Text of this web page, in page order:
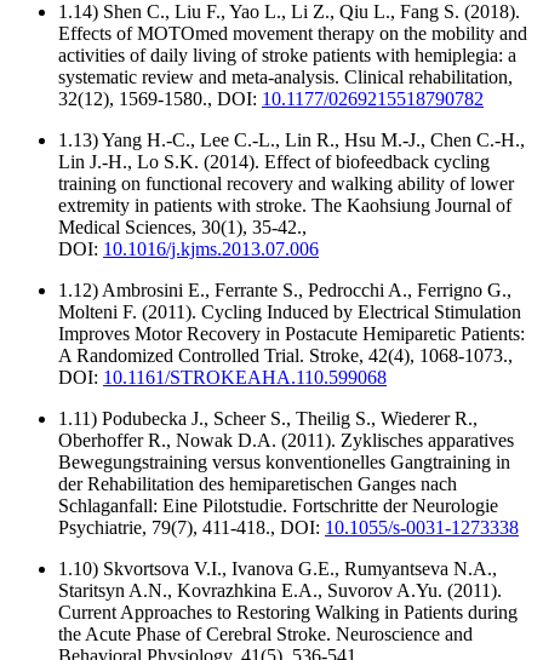
1.14) Shen C., Liu F., Yao L., Li Z., Qiu L., Fang S. (2018).
Effects of MOTOmed movement therapy on the mobility and
activities of daily living of stroke patients with hemiplegia: a
systematic review and meta-analysis. Clinical rehabilitation,
32(12), 1569-1580., DOI: 10.1177/0269215518790782
1.13) Yang H.-C., Lee C.-L., Lin R., Hsu M.-J., Chen C.-H.,
Lin J.-H., Lo S.K. (2014). Effect of biofeedback cycling
training on functional recovery and walking ability of lower
extremity in patients with stroke. The Kaohsiung Journal of
Medical Sciences, 30(1), 35-42.,
DOI: 10.1016/j.kjms.2013.07.006
1.12) Ambrosini E., Ferrante S., Pedrocchi A., Ferrigno G.,
Molteni F. (2011). Cycling Induced by Electrical Stimulation
Improves Motor Recovery in Postacute Hemiparetic Patients:
A Randomized Controlled Trial. Stroke, 42(4), 1068-1073.,
DOI: 10.1161/STROKEAHA.110.599068
1.11) Podubecka J., Scheer S., Theilig S., Wiederer R.,
Oberhoffer R., Nowak D.A. (2011). Zyklisches apparatives
Bewegungstraining versus konventionelles Gangtraining in
der Rehabilitation des hemiparetischen Ganges nach
Schlaganfall: Eine Pilotstudie. Fortschritte der Neurologie
Psychiatrie, 79(7), 411-418., DOI: 10.1055/s-0031-1273338
1.10) Skvortsova V.I., Ivanova G.E., Rumyantseva N.A.,
Staritsyn A.N., Kovrazhkina E.A., Suvorov A.Yu. (2011).
Current Approaches to Restoring Walking in Patients during
the Acute Phase of Cerebral Stroke. Neuroscience and